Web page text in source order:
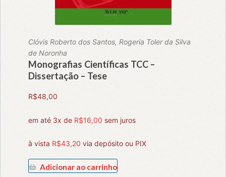
Clóvis Roberto dos Santos, Rogeria Toler da Silva
de Noronha
Monografias Científicas TCC –
Dissertação – Tese
R$48,00
em até 3x de R$16,00 sem juros
à vista R$43,20 via depósito ou PIX
Adicionar ao carrinho